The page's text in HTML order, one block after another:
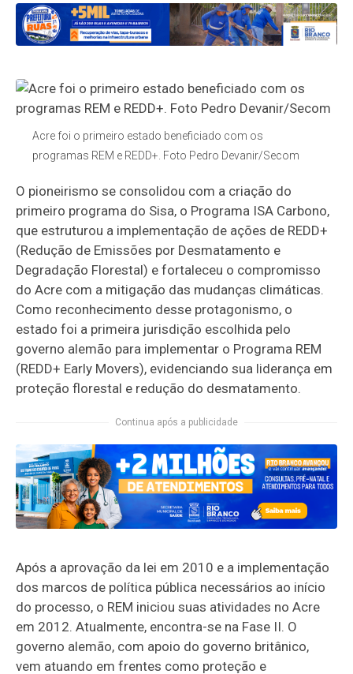
Acre foi o primeiro estado beneficiado com os
programas REM e REDD+. Foto Pedro Devanir/Secom
O pioneirismo se consolidou com a criação do
primeiro programa do Sisa, o Programa ISA Carbono,
que estruturou a implementação de ações de REDD+
(Redução de Emissões por Desmatamento e
Degradação Florestal) e fortaleceu o compromisso
do Acre com a mitigação das mudanças climáticas.
Como reconhecimento desse protagonismo, o
estado foi a primeira jurisdição escolhida pelo
governo alemão para implementar o Programa REM
(REDD+ Early Movers), evidenciando sua liderança em
proteção florestal e redução do desmatamento.
Continua após a publicidade
Após a aprovação da lei em 2010 e a implementação
dos marcos de política pública necessários ao início
do processo, o REM iniciou suas atividades no Acre
em 2012. Atualmente, encontra-se na Fase II. O
governo alemão, com apoio do governo britânico,
vem atuando em frentes como proteção e